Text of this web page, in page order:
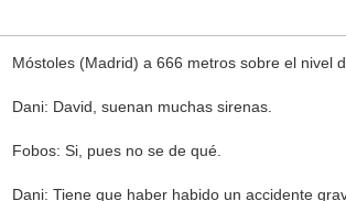
Móstoles (Madrid) a 666 metros sobre el nivel
Dani: David, suenan muchas sirenas.
Fobos: Si, pues no se de qué.
Dani: Tiene que haber habido un accidente